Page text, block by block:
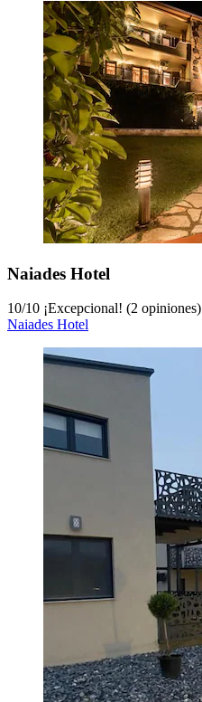
Naiades Hotel
10/10 ¡Excepcional! (2 opiniones)
Naiades Hotel